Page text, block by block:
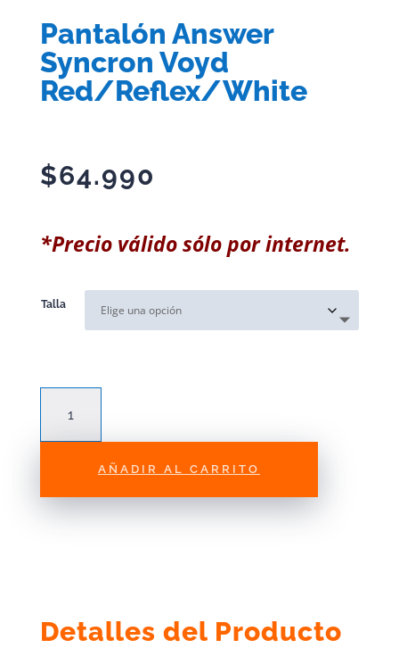
Pantalón Answer
Syncron Voyd
Red/Reflex/White
$64.990
*Precio válido sólo por internet.
Talla
Answer
Red/Reflex/White
cantidad
AÑADIR AL CARRITO
Detalles del Producto